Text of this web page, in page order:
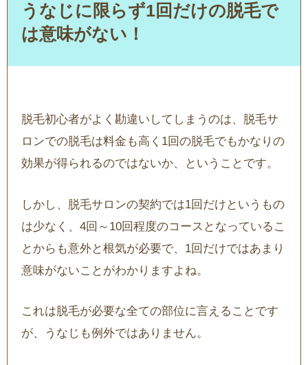
うなじに限らず1回だけの脱毛で
は意味がない！
脱毛初心者がよく勘違いしてしまうのは、脱毛サ
ロンでの脱毛は料金も高く1回の脱毛でもかなりの
効果が得られるのではないか、ということです。
しかし、脱毛サロンの契約では1回だけというもの
は少なく、4回～10回程度のコースとなっているこ
とからも意外と根気が必要で、1回だけではあまり
意味がないことがわかりますよね。
これは脱毛が必要な全ての部位に言えることです
が、うなじも例外ではありません。